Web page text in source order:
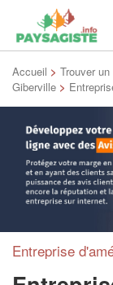
Accueil > Trouver
Giberville >
Entreprise